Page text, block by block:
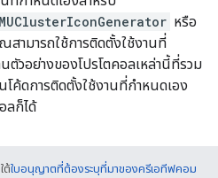
หรือ
สามารถใช้การติดตั้งใช้งานที่
ตัวอย่างของโปรโตคอลเหล่านี้ที่รวม
โค้ดการติดตั้งใช้งานที่กำหนดเอง
ลก็ได้
ต้ใบอนุญาตที่ต้องระบุที่มาของครีเอทีฟคอม